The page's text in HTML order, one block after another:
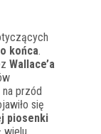
końca.
Wallace’a
przód
się
piosenki